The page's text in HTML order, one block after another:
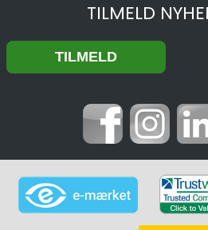
TILMELD